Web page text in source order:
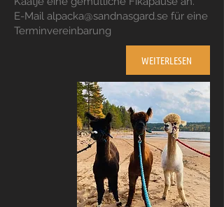
E-Mail alpacka@sandnasgard.se für eine
Terminvereinbarung
WEITERLESEN